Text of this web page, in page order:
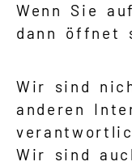
Wenn Sie
dann öffnet
Wir sind
anderen
Wir sind